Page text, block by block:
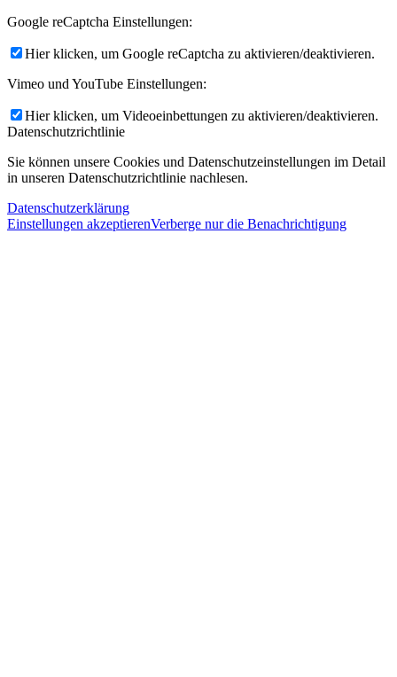
Google reCaptcha Einstellungen:
Hier klicken, um Google reCaptcha zu aktivieren/deaktivieren.
Vimeo und YouTube Einstellungen:
Hier klicken, um Videoeinbettungen zu aktivieren/deaktivieren.
Datenschutzrichtlinie
Sie können unsere Cookies und Datenschutzeinstellungen im Detail
in unseren Datenschutzrichtlinie nachlesen.
Datenschutzerklärung
Einstellungen akzeptierenVerberge nur die Benachrichtigung